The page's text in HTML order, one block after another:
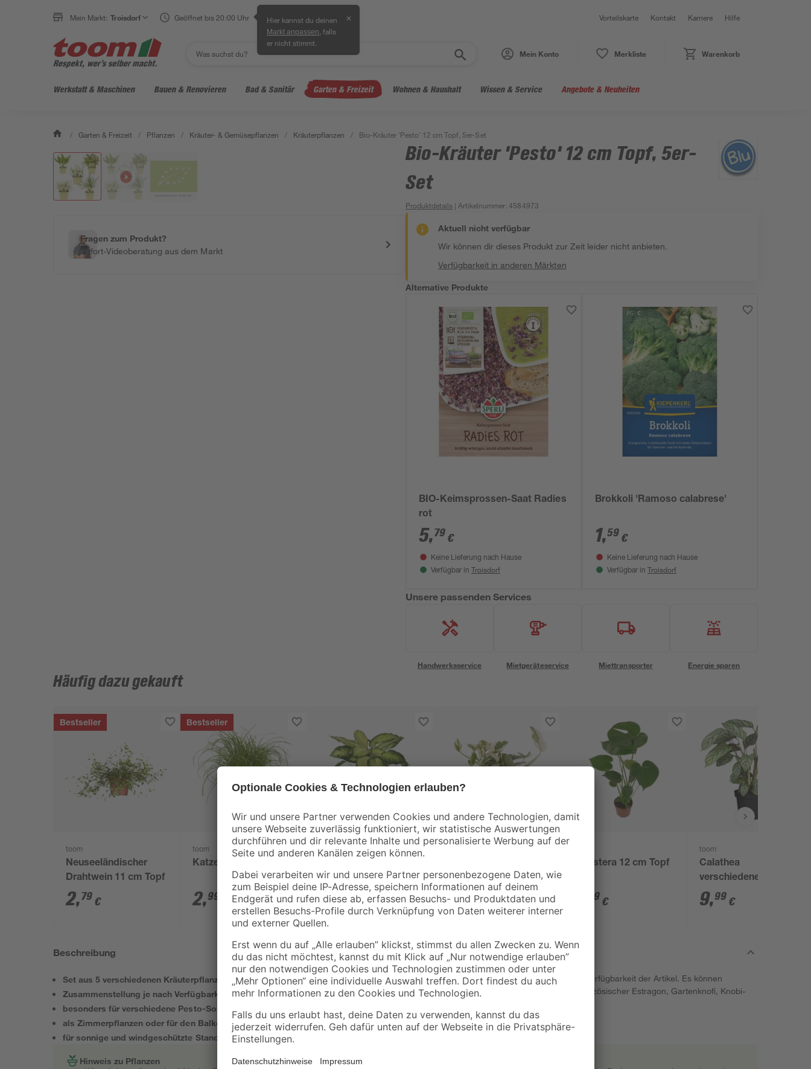
Mein Markt: Troisdorf Geöffnet bis 20:00 Uhr Hier kannst du deinen
Markt anpassen , falls
er nicht stimmt.
✕ Vorteilskarte Kontakt Karriere Hilfe
Mein Konto Merkliste Warenkorb
Werkstatt & Maschinen Bauen & Renovieren Bad & Sanitär Garten & Freizeit Wohnen & Haushalt Wissen & Service Angebote & Neuheiten
/ Garten & Freizeit / Pflanzen / Kräuter- & Gemüsepflanzen / Kräuterpflanzen / Bio-Kräuter 'Pesto' 12 cm Topf, 5er-Set
Fragen zum Produkt?
Sofort-Videoberatung aus dem Markt
Bio-Kräuter 'Pesto' 12 cm Topf, 5er-
Set
Produktdetails | Artikelnummer:4584973
Aktuell nicht verfügbar
Wir können dir dieses Produkt zur Zeit leider nicht anbieten.
Verfügbarkeit in anderen Märkten
Alternative Produkte
BIO-Keimsprossen-Saat Radies
rot
5,79 €
Keine Lieferung nach Hause
Verfügbar in Troisdorf
Brokkoli 'Ramoso calabrese'
1,59 €
Keine Lieferung nach Hause
Verfügbar in Troisdorf
Unsere passenden Services
Handwerksservice Mietgeräteservice Miettransporter Energie sparen
Häufig dazu gekauft
Bestseller
toom
Neuseeländischer
Drahtwein 11 cm Topf
2,79 €
Bestseller
toom
Katzengras 'Zumula'
2,99
toom
Topf
4,99 €
Topf
4,99 €
Monstera 12 cm Topf
99 €
toom
Calathea
verschiedene Sorten
14 cm Topf
9,99 €
Beschreibung
Set aus 5 verschiedenen Kräuterpflanzen
Zusammenstellung je nach Verfügbarkeit
besonders für verschiedene Pesto-Sorten
als Zimmerpflanzen oder für den Balkon geeignet
für sonnige und windgeschützte Standorte
Die Zusammensetzung des Sets variiert nach Verfügbarkeit der Artikel. Es können
enthalten sein: Bärlauch, Strauchbasilikum, französischer Estragon, Gartenknofi, Knobi-
Hinweis zu Pflanzen